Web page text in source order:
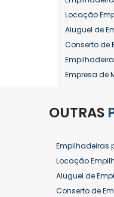
Locação
Aluguel de
Conserto de
Empresa de
Reforma de
Aluguel de
Venda
OUTRAS
Empilhadeiras
Locação
Aluguel de
Conserto de